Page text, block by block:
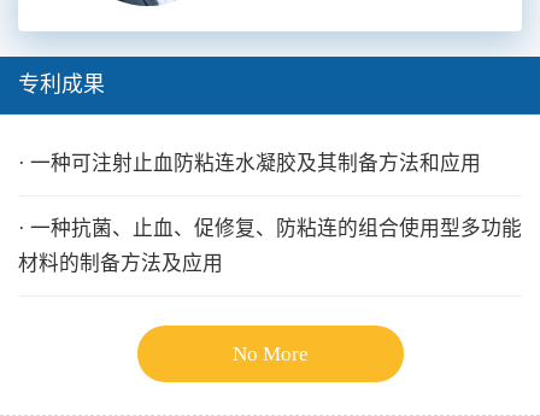
专利成果
· 一种可注射止血防粘连水凝胶及其制备方法和应用
· 一种抗菌、止血、促修复、防粘连的组合使用型多功能
材料的制备方法及应用
No More